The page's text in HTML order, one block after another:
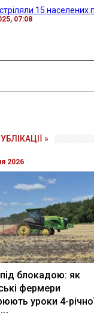
15 населених
07:08
»
2026
блокадою: як
фермери
уроки 4-